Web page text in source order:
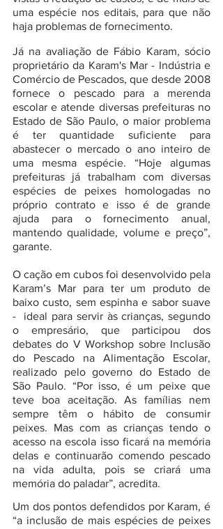
uma espécie nos editais, para que não
haja problemas de fornecimento.
Já na avaliação de Fábio Karam, sócio
proprietário da Karam's Mar - Indústria e
Comércio de Pescados, que desde 2008
fornece o pescado para a merenda
escolar e atende diversas prefeituras no
Estado de São Paulo, o maior problema
é ter quantidade suficiente para
abastecer o mercado o ano inteiro de
uma mesma espécie. “Hoje algumas
prefeituras já trabalham com diversas
espécies de peixes homologadas no
próprio contrato e isso é de grande
ajuda para o fornecimento anual,
mantendo qualidade, volume e preço”,
garante.
O cação em cubos foi desenvolvido pela
Karam’s Mar para ter um produto de
baixo custo, sem espinha e sabor suave
-  ideal para servir às crianças, segundo
o empresário, que participou dos
debates do V Workshop sobre Inclusão
do Pescado na Alimentação Escolar,
realizado pelo governo do Estado de
São Paulo. “Por isso, é um peixe que
teve boa aceitação. As famílias nem
sempre têm o hábito de consumir
peixes. Mas com as crianças tendo o
acesso na escola isso ficará na memória
delas e continuarão comendo pescado
na vida adulta, pois se criará uma
memória do paladar”, acredita.
Um dos pontos defendidos por Karam, é
“a inclusão de mais espécies de peixes